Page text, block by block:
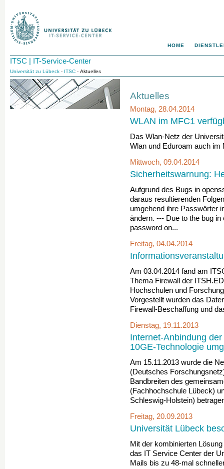
HOME
ITSC | IT-Service-Center
Universität zu Lübeck - ITSC - Aktuelles
Aktuelles
Montag, 28.04.2014
WLAN im MFC1
Das Wlan-Netz der
Wlan und Eduroam auch
Mittwoch, 09.04.2014
Sicherheitswarnung:
Aufgrund des Bugs in
daraus resultierenden
umgehend ihre Passwörter
ändern. --- Due to the bug
password on...
Freitag, 04.04.2014
Am 03.04.2014 fand am
Thema Firewall der
Hochschulen und
Vorgestellt wurden das
Firewall-Beschaffung und
Dienstag, 19.11.2013
Internet-Anbindung
10GE-Technologie
Am 15.11.2013 wurde die
(Deutsches
Bandbreiten des
(Fachhochschule Lübeck)
Schleswig-Holstein)
Freitag, 20.09.2013
Universität Lübeck
Mit der kombinierten
das IT Service Center der
Mails bis zu 48-mal